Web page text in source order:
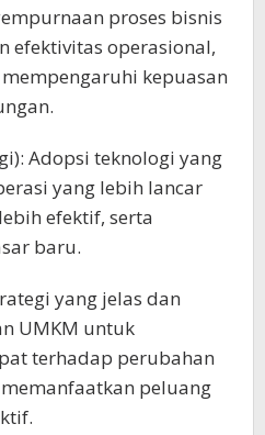
proses bisnis
efektivitas operasional,
kepuasan
Adopsi teknologi yang
yang lebih lancar
efektif, serta
baru.
yang jelas dan
UMKM untuk
terhadap perubahan
peluang